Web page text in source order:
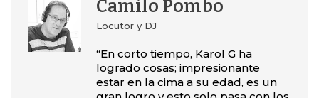
Camilo Pombo
Locutor y DJ
“En corto tiempo, Karol G ha
logrado cosas; impresionante
estar en la cima a su edad, es un